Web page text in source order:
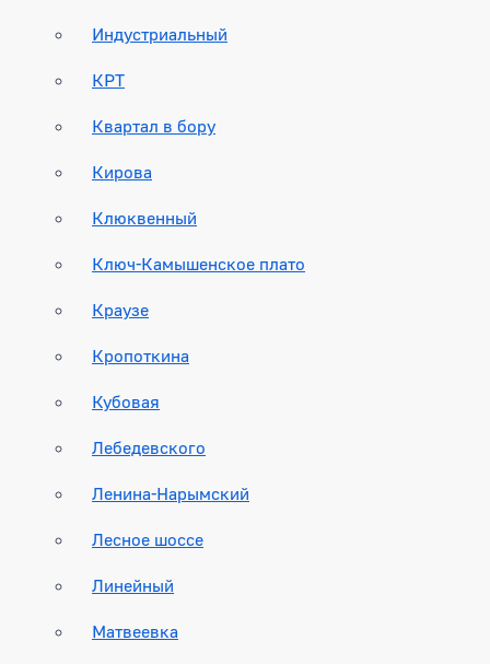
Индустриальный
КРТ
Квартал в бору
Кирова
Клюквенный
Ключ-Камышенское плато
Краузе
Кропоткина
Кубовая
Лебедевского
Ленина-Нарымский
Лесное шоссе
Линейный
Матвеевка